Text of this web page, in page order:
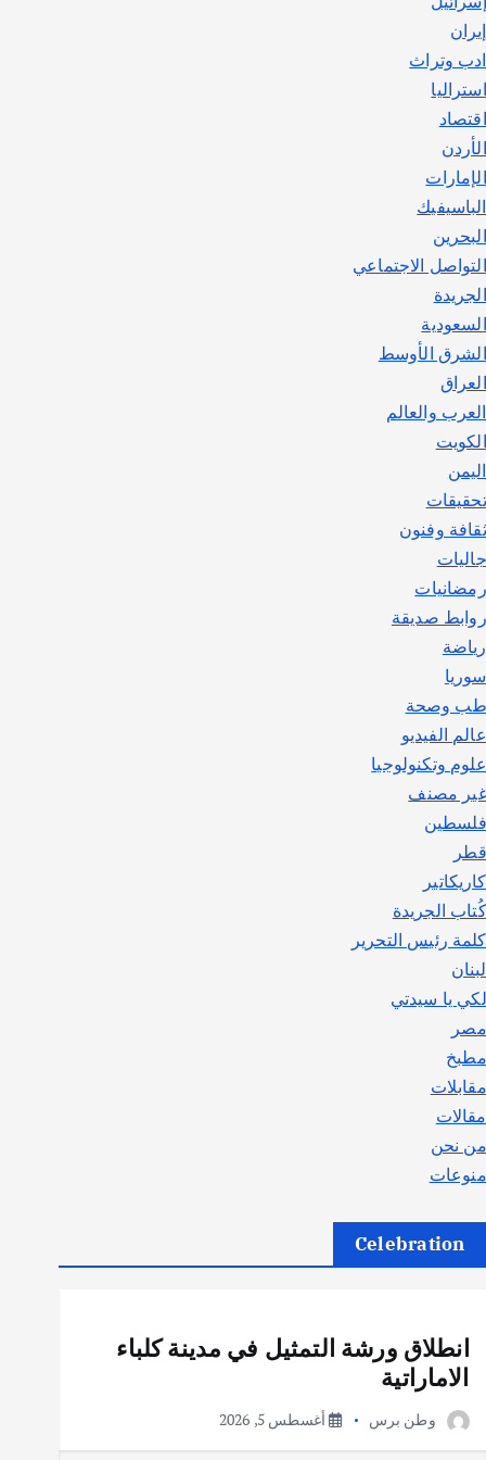
إيران
ادب وتراث
استراليا
اقتصاد
الأردن
الإمارات
الباسيفيك
البحرين
التواصل الاجتماعي
الجريدة
السعودية
الشرق الأوسط
العراق
العرب والعالم
الكويت
اليمن
تحقيقات
ثقافة وفنون
جاليات
رمضانيات
روابط صديقة
رياضة
سوريا
طب وصحة
عالم الفيديو
علوم وتكنولوجيا
غير مصنف
فلسطين
قطر
كاريكاتير
كُتاب الجريدة
كلمة رئيس التحرير
لبنان
لكي يا سيدتي
مصر
مطبخ
مقابلات
مقالات
من نحن
منوعات
Celebration
انطلاق ورشة التمثيل في مدينة كلباء
الاماراتية
وطن برس أغسطس 5, 2026